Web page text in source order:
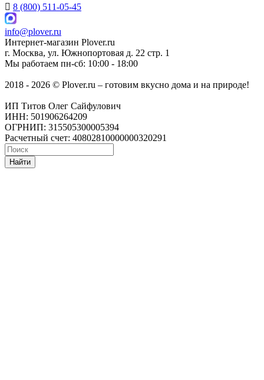
8 (800) 511-05-45
info@plover.ru
Интернет-магазин Plover.ru
г. Москва, ул. Южнопортовая д. 22 стр. 1
Мы работаем пн-сб: 10:00 - 18:00
2018 - 2026 © Plover.ru – готовим вкусно дома и на природе!
ИП Титов Олег Сайфулович
ИНН: 501906264209
ОГРНИП: 315505300005394
Расчетный счет: 40802810000000320291
Найти